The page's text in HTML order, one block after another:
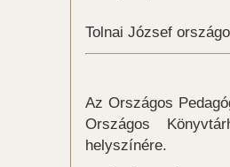
Tolnai József
Az Országos
Országos
helyszínére.